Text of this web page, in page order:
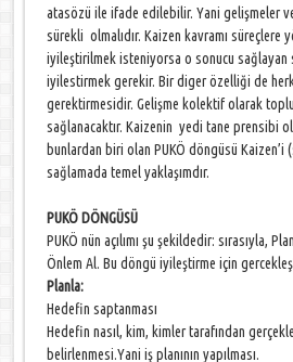
atasözü ile ifade edilebilir. Yani gelişmeler
sürekli olmalıdır. Kaizen kavramı süreçlere
iyileştirilmek isteniyorsa o sonucu sağlayan
iyilestirmek gerekir. Bir diger özelliği de
gerektirmesidir. Gelişme kolektif olarak
sağlanacaktır. Kaizenin yedi tane prensibi
bunlardan biri olan PUKÖ döngüsü
sağlamada temel yaklaşımdır.
PUKÖ DÖNGÜSÜ
PUKÖ nün açılımı şu şekildedir: sırasıyla,
Önlem Al. Bu döngü iyileştirme için
Planla:
Hedefin saptanması
Hedefin nasıl, kim, kimler tarafından
belirlenmesi.Yani iş planının yapılması.